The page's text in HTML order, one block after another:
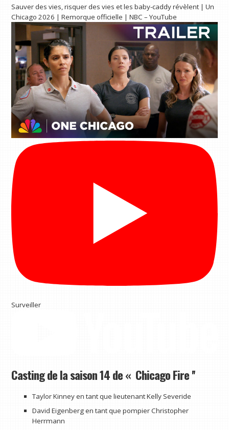
Sauver des vies, risquer des vies et les baby-caddy révèlent | Un
Chicago 2026 | Remorque officielle | NBC – YouTube
Surveiller
Casting de la saison 14 de « Chicago Fire ''
Taylor Kinney en tant que lieutenant Kelly Severide
David Eigenberg en tant que pompier Christopher
Herrmann